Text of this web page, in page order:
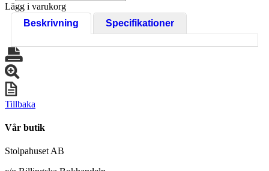
Lägg i varukorg
Beskrivning
Specifikationer
Tillbaka
Vår butik
Stolpahuset AB